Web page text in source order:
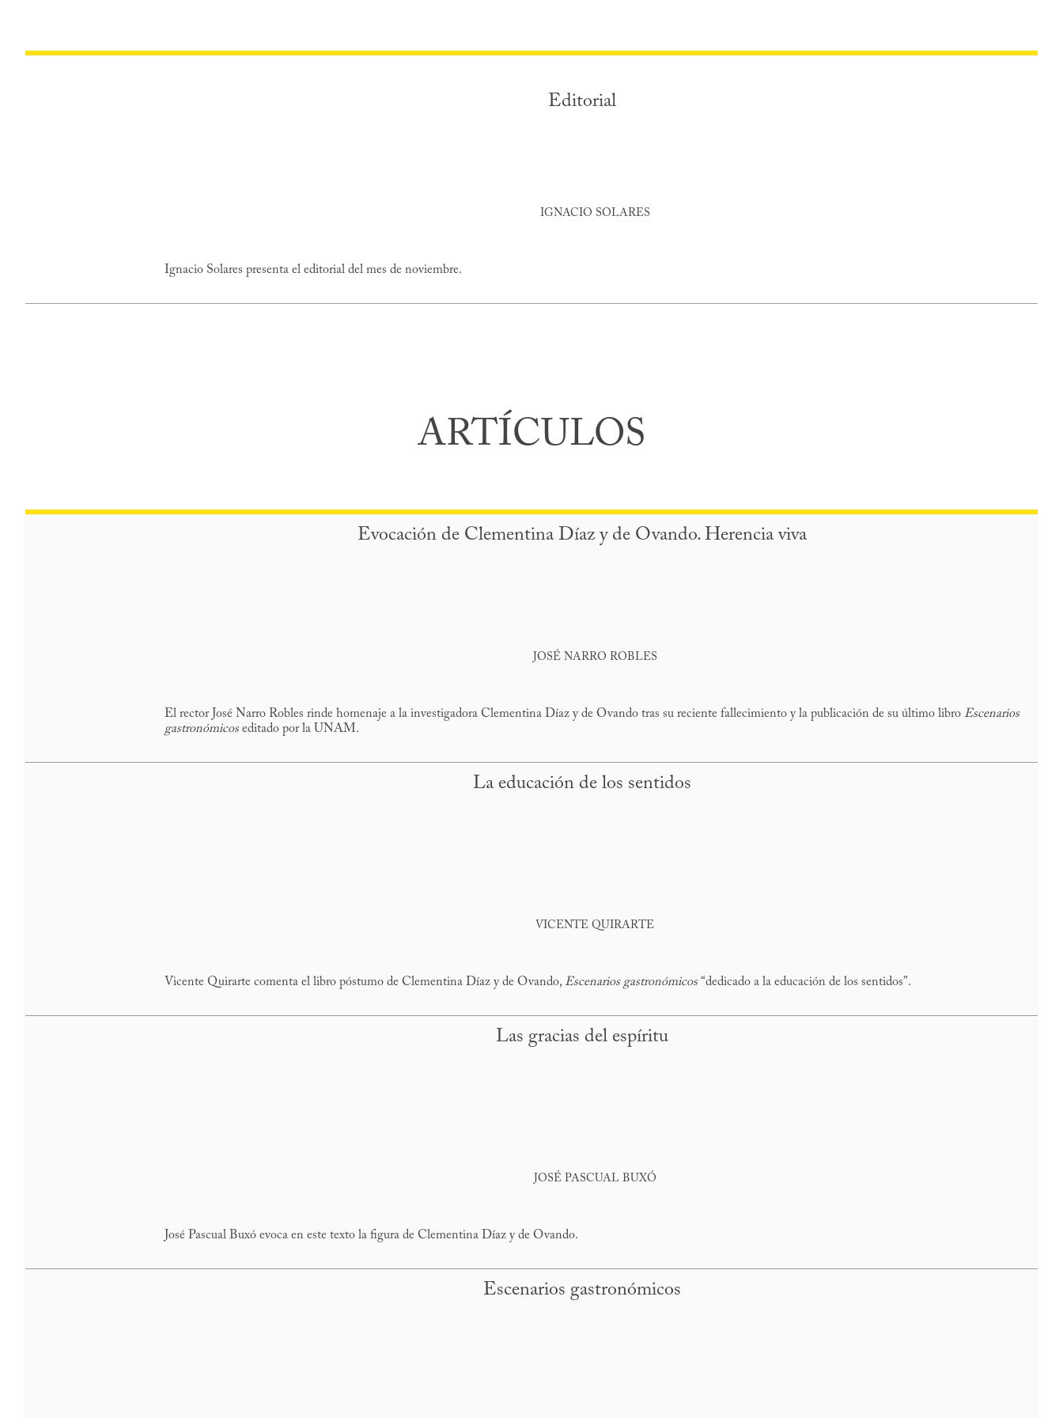
Editorial
IGNACIO SOLARES
Ignacio Solares presenta el editorial del mes de noviembre.
ARTÍCULOS
Evocación de Clementina Díaz y de Ovando. Herencia viva
JOSÉ NARRO ROBLES
El rector José Narro Robles rinde homenaje a la investigadora Clementina Díaz y de Ovando tras su reciente fallecimiento y la publicación de su último libro Escenarios
gastronómicoseditado por la UNAM.
La educación de los sentidos
VICENTE QUIRARTE
Vicente Quirarte comenta el libro póstumo de Clementina Díaz y de Ovando, Escenarios gastronómicos“dedicado a la educación de los sentidos”.
Las gracias del espíritu
JOSÉ PASCUAL BUXÓ
José Pascual Buxó evoca en este texto la figura de Clementina Díaz y de Ovando.
Escenarios gastronómicos